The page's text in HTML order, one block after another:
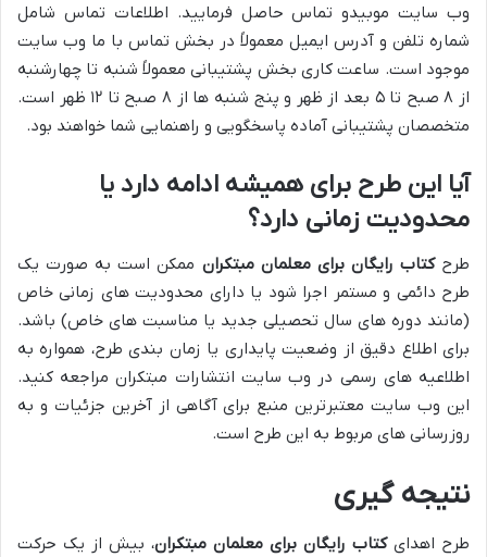
وب سایت موبیدو تماس حاصل فرمایید. اطلاعات تماس شامل
شماره تلفن و آدرس ایمیل معمولاً در بخش تماس با ما وب سایت
موجود است. ساعت کاری بخش پشتیبانی معمولاً شنبه تا چهارشنبه
از ۸ صبح تا ۵ بعد از ظهر و پنج شنبه ها از ۸ صبح تا ۱۲ ظهر است.
متخصصان پشتیبانی آماده پاسخگویی و راهنمایی شما خواهند بود.
آیا این طرح برای همیشه ادامه دارد یا
محدودیت زمانی دارد؟
طرحکتاب رایگان برای معلمان مبتکران ممکن است به صورت یک
طرح دائمی و مستمر اجرا شود یا دارای محدودیت های زمانی خاص
(مانند دوره های سال تحصیلی جدید یا مناسبت های خاص) باشد.
برای اطلاع دقیق از وضعیت پایداری یا زمان بندی طرح، همواره به
اطلاعیه های رسمی در وب سایت انتشارات مبتکران مراجعه کنید.
این وب سایت معتبرترین منبع برای آگاهی از آخرین جزئیات و به
روزرسانی های مربوط به این طرح است.
نتیجه گیری
طرح اهدایکتاب رایگان برای معلمان مبتکران، بیش از یک حرکت